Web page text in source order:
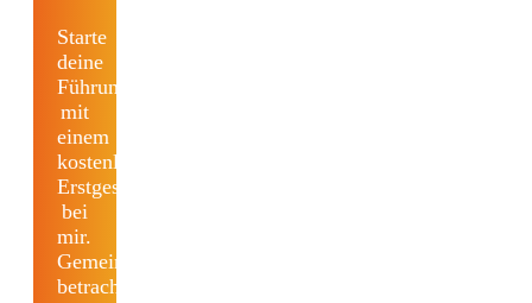
Starte
deine
Führungsreise
mit
einem
kostenlosen
Erstgespräch
bei
mir.
Gemeinsam
betrachten